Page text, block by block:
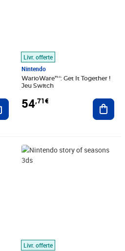
Ajouter au panier
Livr. offerte
Nintendo
WarioWare™: Get It Together !
Jeu Switch
54,71€
Livr. offerte
Prix 54,99€